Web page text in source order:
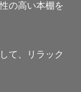
の高い本棚を
て、リラック